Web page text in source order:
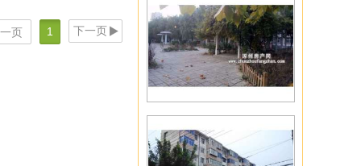
页 1 下一页